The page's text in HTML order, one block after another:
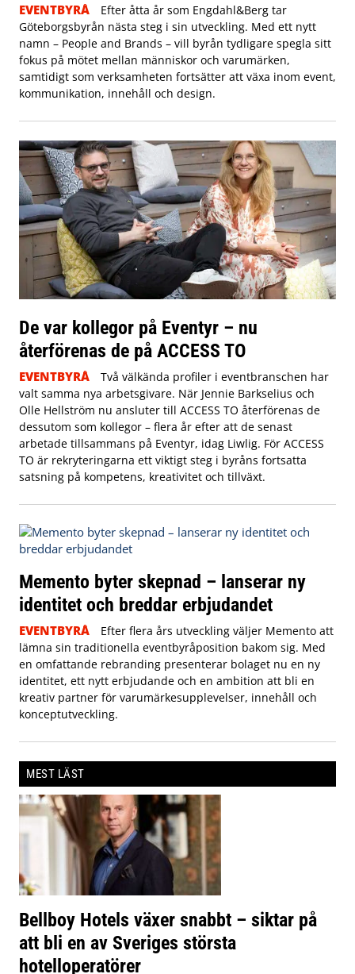
EVENTBYRÅ
Efter åtta år som Engdahl&Berg tar
Göteborgsbyrån nästa steg i sin utveckling. Med ett nytt
namn – People and Brands – vill byrån tydligare spegla sitt
fokus på mötet mellan människor och varumärken,
samtidigt som verksamheten fortsätter att växa inom event,
kommunikation, innehåll och design.
De var kollegor på Eventyr – nu
återförenas de på ACCESS TO
EVENTBYRÅ
Två välkända profiler i eventbranschen har
valt samma nya arbetsgivare. När Jennie Barkselius och
Olle Hellström nu ansluter till ACCESS TO återförenas de
dessutom som kollegor – flera år efter att de senast
arbetade tillsammans på Eventyr, idag Liwlig. För ACCESS
TO är rekryteringarna ett viktigt steg i byråns fortsatta
satsning på kompetens, kreativitet och tillväxt.
Memento byter skepnad – lanserar ny
identitet och breddar erbjudandet
EVENTBYRÅ
Efter flera års utveckling väljer Memento att
lämna sin traditionella eventbyråposition bakom sig. Med
en omfattande rebranding presenterar bolaget nu en ny
identitet, ett nytt erbjudande och en ambition att bli en
kreativ partner för varumärkesupplevelser, innehåll och
konceptutveckling.
MEST LÄST
Bellboy Hotels växer snabbt – siktar på
att bli en av Sveriges största
hotelloperatörer